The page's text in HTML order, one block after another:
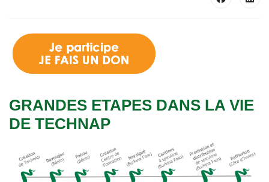
GRANDES ETAPES DANS LA VIE
DE TECHNAP